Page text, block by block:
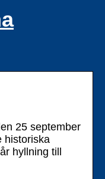
25 september
historiska
hyllning till